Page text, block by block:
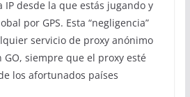
IP desde la que estás jugando y
por GPS. Esta “negligencia”
servicio de proxy anónimo
GO, siempre que el proxy esté
los afortunados países